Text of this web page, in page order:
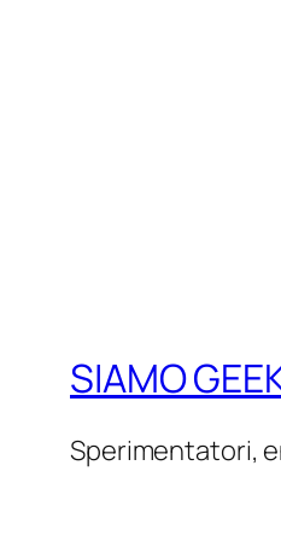
SIAMO
Sperimentatori,